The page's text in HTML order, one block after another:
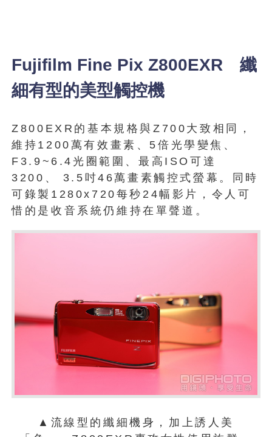
Fujifilm Fine Pix Z800EXR 纖
細有型的美型觸控機
Z800EXR的基本規格與Z700大致相同，
維持1200萬有效畫素、5倍光學變焦、
F3.9~6.4光圈範圍、最高ISO可達
3200、 3.5吋46萬畫素觸控式螢幕。同時
可錄製1280x720每秒24幅影片，令人可
惜的是收音系統仍維持在單聲道。
▲流線型的纖細機身，加上誘人美